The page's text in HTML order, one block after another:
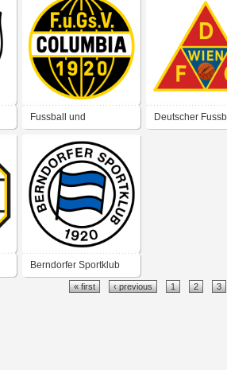
Fussball und
Geselligkeits Verein
„Columbia“ 1920
Deutscher
Berndorfer Sportklub
« first ‹ previous 1 2 3